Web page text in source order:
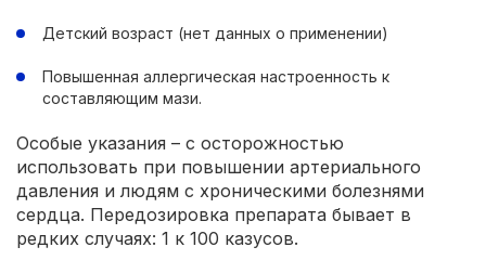
Детский возраст (нет данных о применении)
Повышенная аллергическая настроенность к
составляющим мази.
Особые указания – с осторожностью
использовать при повышении артериального
давления и людям с хроническими болезнями
сердца. Передозировка препарата бывает в
редких случаях: 1 к 100 казусов.